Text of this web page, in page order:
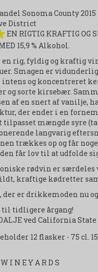
Sonoma County
District
EN RIGTIG KRAFTIG OG
15,9 % Alkohol.
en rig, fyldig og kraftig
Smagen er
intens og koncentreret
og sorte kirsebær.
af en snert af vanilje,
der ender i en
tilpasset mængde syre
langvarig
trækkes op og får
får lov til at udfolde
rødvin er
kraftige kødretter
der er drikkemoden nu
til tidligere årgang!
ved California State
12 flasker - 75 cl.
I N E Y A R D S